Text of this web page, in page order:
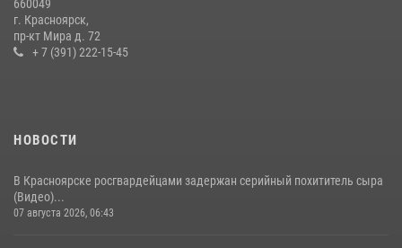
празднования 70-летия города
21 июля 2026, 01:41
660049
г. Красноярск,
пр-кт Мира д. 72
+ 7 (391) 222-15-45
НОВОСТИ
В Красноярске росгвардейцами задержан серийный похититель сыра
(Видео)...
07 августа 2026, 06:43